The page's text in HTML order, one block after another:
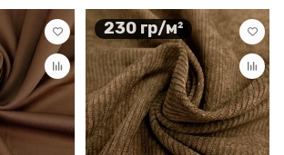
230 гр/м²